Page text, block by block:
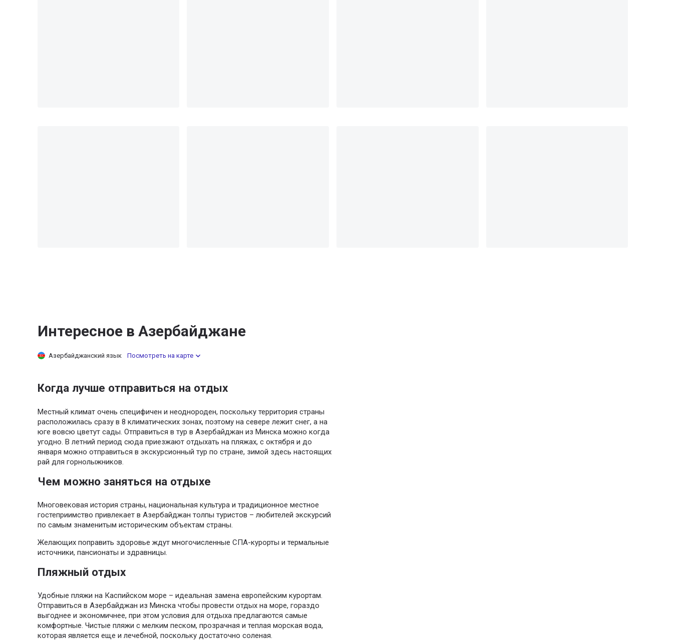
Интересное в Азербайджане
Азербайджанский язык Посмотреть на карте
Когда лучше отправиться на отдых
Местный климат очень специфичен и неоднороден, поскольку территория страны
расположилась сразу в 8 климатических зонах, поэтому на севере лежит снег, а на
юге вовсю цветут сады. Отправиться в тур в Азербайджан из Минска можно когда
угодно. В летний период сюда приезжают отдыхать на пляжах, с октября и до
января можно отправиться в экскурсионный тур по стране, зимой здесь настоящих
рай для горнолыжников.
Чем можно заняться на отдыхе
Многовековая история страны, национальная культура и традиционное местное
гостеприимство привлекает в Азербайджан толпы туристов – любителей экскурсий
по самым знаменитым историческим объектам страны.
Желающих поправить здоровье ждут многочисленные СПА-курорты и термальные
источники, пансионаты и здравницы.
Пляжный отдых
Удобные пляжи на Каспийском море – идеальная замена европейским курортам.
Отправиться в Азербайджан из Минска чтобы провести отдых на море, гораздо
выгоднее и экономичнее, при этом условия для отдыха предлагаются самые
комфортные. Чистые пляжи с мелким песком, прозрачная и теплая морская вода,
которая является еще и лечебной, поскольку достаточно соленая.